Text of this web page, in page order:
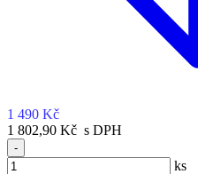
1 490 Kč
1 802,90 Kč s DPH
-
ks